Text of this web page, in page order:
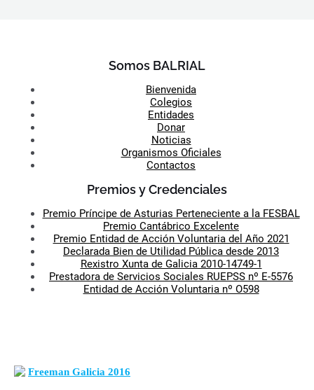
Somos BALRIAL
Bienvenida
Colegios
Entidades
Donar
Noticias
Organismos Oficiales
Contactos
Premios y Credenciales
Premio Príncipe de Asturias Perteneciente a la FESBAL
Premio Cantábrico Excelente
Premio Entidad de Acción Voluntaria del Año 2021
Declarada Bien de Utilidad Pública desde 2013
Rexistro Xunta de Galicia 2010-14749-1
Prestadora de Servicios Sociales RUEPSS nº E-5576
Entidad de Acción Voluntaria nº O598
Freeman Galicia 2016